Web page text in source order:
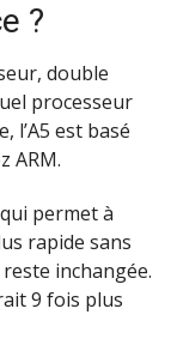
?
double
processeur
l’A5 est basé
ARM.
permet à
rapide sans
inchangée.
9 fois plus